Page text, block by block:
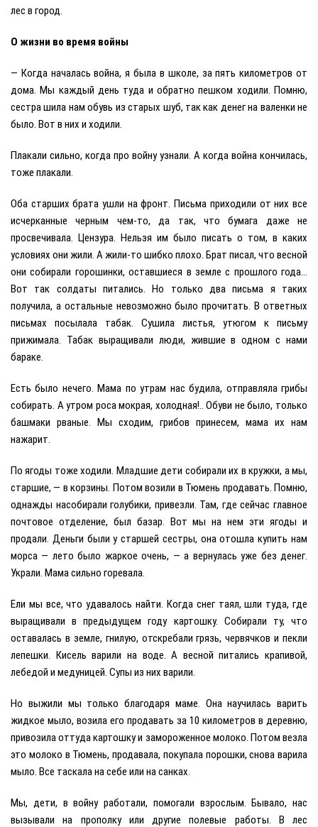
лес в город.
О жизни во время войны
— Когда началась война, я была в школе, за пять километров от
дома. Мы каждый день туда и обратно пешком ходили. Помню,
сестра шила нам обувь из старых шуб, так как денег на валенки не
было. Вот в них и ходили.
Плакали сильно, когда про войну узнали. А когда война кончилась,
тоже плакали.
Оба старших брата ушли на фронт. Письма приходили от них все
исчерканные черным чем-то, да так, что бумага даже не
просвечивала. Цензура. Нельзя им было писать о том, в каких
условиях они жили. А жили-то шибко плохо. Брат писал, что весной
они собирали горошинки, оставшиеся в земле с прошлого года…
Вот так солдаты питались. Но только два письма я таких
получила, а остальные невозможно было прочитать. В ответных
письмах посылала табак. Сушила листья, утюгом к письму
прижимала. Табак выращивали люди, жившие в одном с нами
бараке.
Eсть было нечего. Мама по утрам нас будила, отправляла грибы
собирать. А утром роса мокрая, холодная!.. Обуви не было, только
башмаки рваные. Мы сходим, грибов принесем, мама их нам
нажарит.
По ягоды тоже ходили. Младшие дети собирали их в кружки, а мы,
старшие, — в корзины. Потом возили в Тюмень продавать. Помню,
однажды насобирали голубики, привезли. Там, где сейчас главное
почтовое отделение, был базар. Вот мы на нем эти ягоды и
продали. Деньги были у старшей сестры, она отошла купить нам
морса — лето было жаркое очень, — а вернулась уже без денег.
Украли. Мама сильно горевала.
Eли мы все, что удавалось найти. Когда снег таял, шли туда, где
выращивали в предыдущем году картошку. Собирали ту, что
оставалась в земле, гнилую, отскребали грязь, червячков и пекли
лепешки. Кисель варили на воде. А весной питались крапивой,
лебедой и медуницей. Супы из них варили.
Но выжили мы только благодаря маме. Она научилась варить
жидкое мыло, возила его продавать за 10 километров в деревню,
привозила оттуда картошку и замороженное молоко. Потом везла
это молоко в Тюмень, продавала, покупала порошки, снова варила
мыло. Все таскала на себе или на санках.
Мы, дети, в войну работали, помогали взрослым. Бывало, нас
вызывали на прополку или другие полевые работы. В лес